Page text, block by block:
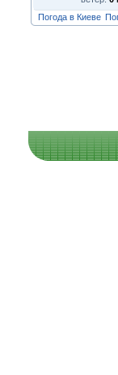
Погода в Киеве